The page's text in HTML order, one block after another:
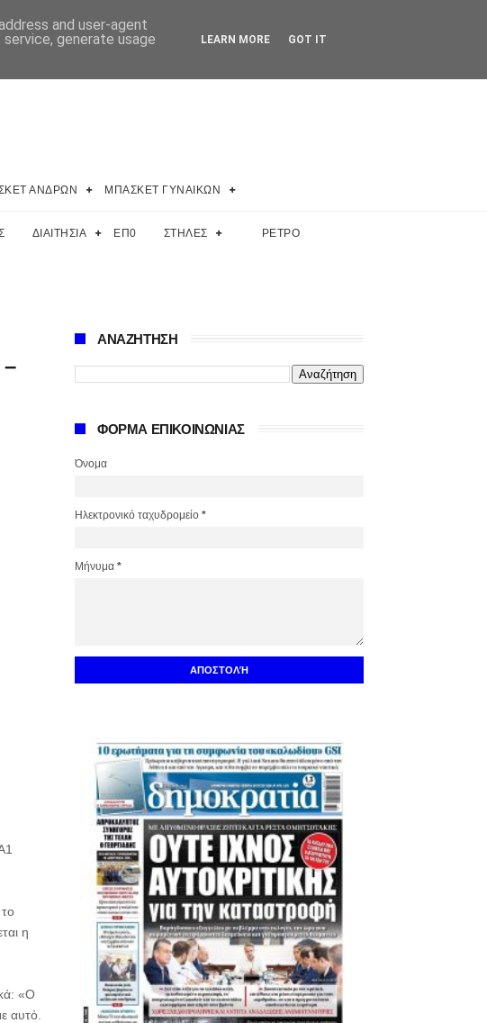
ΑΝΔΡΩΝ ΜΠΑΣΚΕΤ ΓΥΝΑΙΚΩΝ
ΔΙΑΙΤΗΣΙΑ ΕΠ0 ΣΤΗΛΕΣ ΡΕΤΡΟ
η
«Ο
αυτό.
ΑΝΑΖΗΤΗΣΗ
ΦΟΡΜΑ ΕΠΙΚΟΙΝΩΝΙΑΣ
Όνομα
Ηλεκτρονικό ταχυδρομείο *
Μήνυμα *
and user-agent
generate usage
LEARN MORE GOT IT